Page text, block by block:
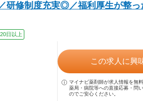
研修制度充実◎／福利厚生が整っ
日以上
この求人に興
マイナビ薬剤師が求人情報を無
薬局・病院等への直接応募・問
のでご安心ください。